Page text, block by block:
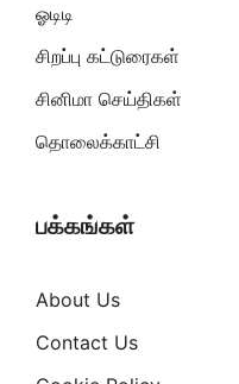
ஓடிடி
சிறப்பு கட்டுரைகள்
சினிமா செய்திகள்
தொலைக்காட்சி
பக்கங்கள்
About Us
Contact Us